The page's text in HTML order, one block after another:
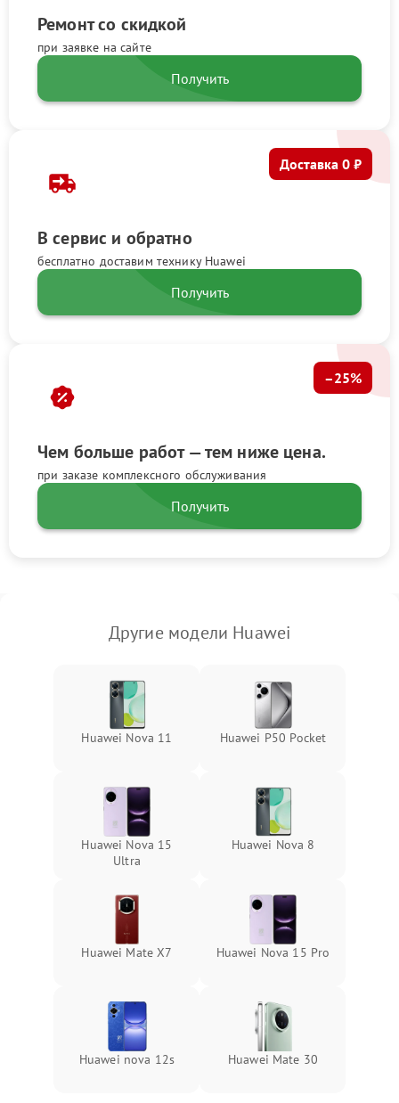
Ремонт со скидкой
при заявке на сайте
Получить
В сервис и обратно
бесплатно доставим технику Huawei
Доставка 0 ₽
Получить
Чем больше работ — тем ниже цена.
при заказе комплексного обслуживания
–25%
Получить
Другие модели Huawei
Huawei Nova 11 Huawei P50 Pocket
Huawei Nova 15
Ultra
Huawei Nova 8
Huawei Mate X7 Huawei Nova 15 Pro
Huawei nova 12s Huawei Mate 30